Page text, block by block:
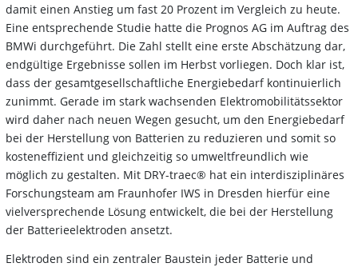
damit einen Anstieg um fast 20 Prozent im Vergleich zu heute.
Eine entsprechende Studie hatte die Prognos AG im Auftrag des
BMWi durchgeführt. Die Zahl stellt eine erste Abschätzung dar,
endgültige Ergebnisse sollen im Herbst vorliegen. Doch klar ist,
dass der gesamtgesellschaftliche Energiebedarf kontinuierlich
zunimmt. Gerade im stark wachsenden Elektromobilitätssektor
wird daher nach neuen Wegen gesucht, um den Energiebedarf
bei der Herstellung von Batterien zu reduzieren und somit so
kosteneffizient und gleichzeitig so umweltfreundlich wie
möglich zu gestalten. Mit DRY-traec® hat ein interdisziplinäres
Forschungsteam am Fraunhofer IWS in Dresden hierfür eine
vielversprechende Lösung entwickelt, die bei der Herstellung
der Batterieelektroden ansetzt.
Elektroden sind ein zentraler Baustein jeder Batterie und